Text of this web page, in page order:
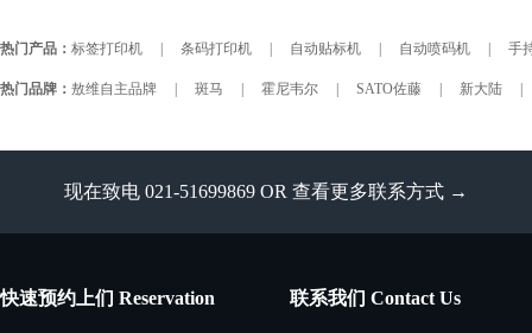
热门产品： 标签打印机 条码打印机 自动贴标机 自动喷码机 手
热门品牌： 敖维自主品牌 斑马 霍尼韦尔 SATO佐藤 新大陆
现在致电 021-51699869 OR 查看更多联系方式 →
快速预约上们 Reservation 联系我们 Contact Us